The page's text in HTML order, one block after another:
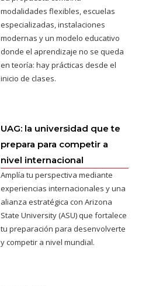
modalidades flexibles, escuelas
especializadas, instalaciones
modernas y un modelo educativo
donde el aprendizaje no se queda
en teoría: hay prácticas desde el
inicio de clases.
UAG: la universidad que te
prepara para competir a
nivel internacional
Amplía tu perspectiva mediante
experiencias internacionales y una
alianza estratégica con Arizona
State University (ASU) que fortalece
tu preparación para desenvolverte
y competir a nivel mundial.